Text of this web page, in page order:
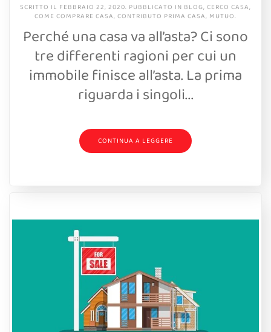
SCRITTO IL FEBBRAIO 22, 2020. PUBBLICATO IN BLOG, CERCO CASA,
COME COMPRARE CASA, CONTRIBUTO PRIMA CASA, MUTUO.
Perché una casa va all’asta? Ci sono
tre differenti ragioni per cui un
immobile finisce all’asta. La prima
riguarda i singoli...
CONTINUA A LEGGERE